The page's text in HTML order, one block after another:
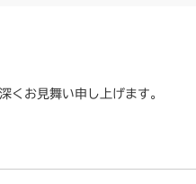
くお見舞い申し上げます。